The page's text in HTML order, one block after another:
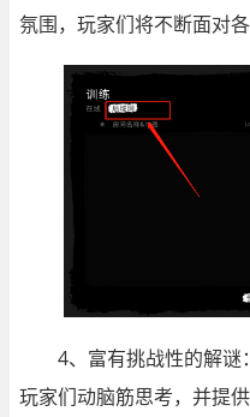
氛围，玩家们将不断面对
4、富有挑战性的解
玩家们动脑筋思考，并提